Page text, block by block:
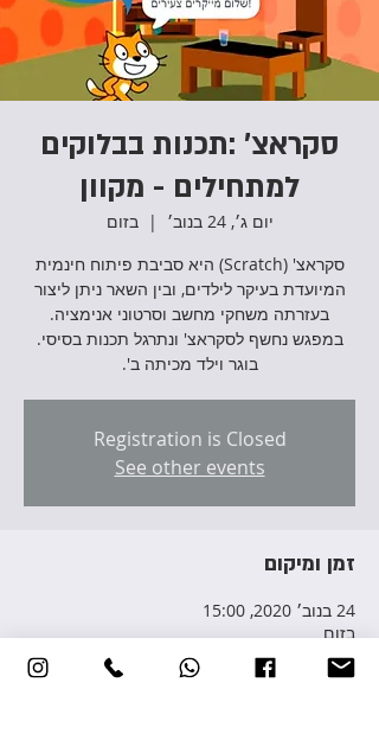
סקראצ' :תכנות בבלוקים
למתחילים - מקוון
יום ג׳, 24 בנוב׳
  |
בזום
סקראצ' (Scratch) היא סביבת פיתוח חינמית
המיועדת בעיקר לילדים, ובין השאר ניתן ליצור
בעזרתה משחקי מחשב וסרטוני אנימציה.
במפגש נחשף לסקראצ' ונתרגל תכנות בסיסי.
בוגר וילד מכיתה ב'.
Registration is Closed
See other events
זמן ומיקום
24 בנוב׳ 2020, 15:00
בזום